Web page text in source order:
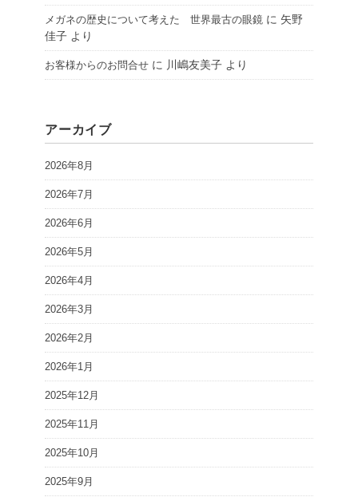
メガネの歴史について考えた 世界最古の眼鏡 に 矢野
佳子 より
お客様からのお問合せ に 川嶋友美子 より
アーカイブ
2026年8月
2026年7月
2026年6月
2026年5月
2026年4月
2026年3月
2026年2月
2026年1月
2025年12月
2025年11月
2025年10月
2025年9月